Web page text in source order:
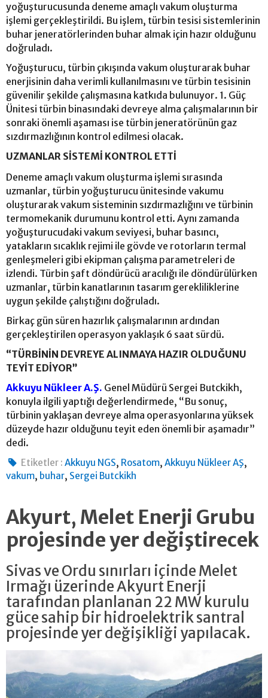
yoğuşturucusunda deneme amaçlı vakum oluşturma
işlemi gerçekleştirildi. Bu işlem, türbin tesisi sistemlerinin
buhar jeneratörlerinden buhar almak için hazır olduğunu
doğruladı.
Yoğuşturucu, türbin çıkışında vakum oluşturarak buhar
enerjisinin daha verimli kullanılmasını ve türbin tesisinin
güvenilir şekilde çalışmasına katkıda bulunuyor. 1. Güç
Ünitesi türbin binasındaki devreye alma çalışmalarının bir
sonraki önemli aşaması ise türbin jeneratörünün gaz
sızdırmazlığının kontrol edilmesi olacak.
UZMANLAR SİSTEMİ KONTROL ETTİ
Deneme amaçlı vakum oluşturma işlemi sırasında
uzmanlar, türbin yoğuşturucu ünitesinde vakumu
oluşturarak vakum sisteminin sızdırmazlığını ve türbinin
termomekanik durumunu kontrol etti. Aynı zamanda
yoğuşturucudaki vakum seviyesi, buhar basıncı,
yatakların sıcaklık rejimi ile gövde ve rotorların termal
genleşmeleri gibi ekipman çalışma parametreleri de
izlendi. Türbin şaft döndürücü aracılığı ile döndürülürken
uzmanlar, türbin kanatlarının tasarım gerekliliklerine
uygun şekilde çalıştığını doğruladı.
Birkaç gün süren hazırlık çalışmalarının ardından
gerçekleştirilen operasyon yaklaşık 6 saat sürdü.
“TÜRBİNİN DEVREYE ALINMAYA HAZIR OLDUĞUNU
TEYİT EDİYOR”
Akkuyu Nükleer A.Ş. Genel Müdürü Sergei Butckikh,
konuyla ilgili yaptığı değerlendirmede, “Bu sonuç,
türbinin yaklaşan devreye alma operasyonlarına yüksek
düzeyde hazır olduğunu teyit eden önemli bir aşamadır”
dedi.
Etiketler : Akkuyu NGS, Rosatom,Akkuyu Nükleer AŞ,
vakum, buhar, Sergei Butckikh
Akyurt, Melet Enerji Grubu
projesinde yer değiştirecek
Sivas ve Ordu sınırları içinde Melet
Irmağı üzerinde Akyurt Enerji
tarafından planlanan 22 MW kurulu
güce sahip bir hidroelektrik santral
projesinde yer değişikliği yapılacak.